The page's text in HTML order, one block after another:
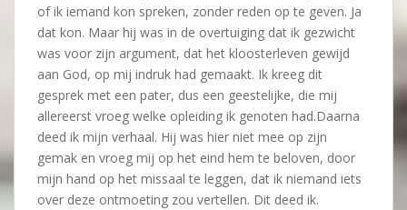
of ik iemand kon spreken, zonder reden op te geven. Ja
dat kon. Maar hij was in de overtuiging dat ik gezwicht
was voor zijn argument, dat het kloosterleven gewijd
aan God, op mij indruk had gemaakt. Ik kreeg dit
gesprek met een pater, dus een geestelijke, die mij
allereerst vroeg welke opleiding ik genoten had.Daarna
deed ik mijn verhaal. Hij was hier niet mee op zijn
gemak en vroeg mij op het eind hem te beloven, door
mijn hand op het missaal te leggen, dat ik niemand iets
over deze ontmoeting zou vertellen. Dit deed ik.